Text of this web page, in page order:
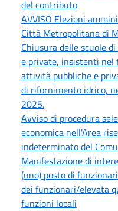
del contributo
AVVISO Elezioni
Città Metropolitana di
Chiusura delle scuole
e private, insistenti
attività pubbliche e
di rifornimento idrico,
2025.
Avviso di procedura
economica nell'Area
indeterminato del
Manifestazione di
(uno) posto di
dei funzionari/elevata
funzioni locali